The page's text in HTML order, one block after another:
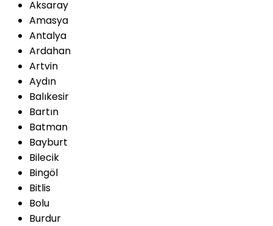
Aksaray
Amasya
Antalya
Ardahan
Artvin
Aydın
Balıkesir
Bartın
Batman
Bayburt
Bilecik
Bingöl
Bitlis
Bolu
Burdur